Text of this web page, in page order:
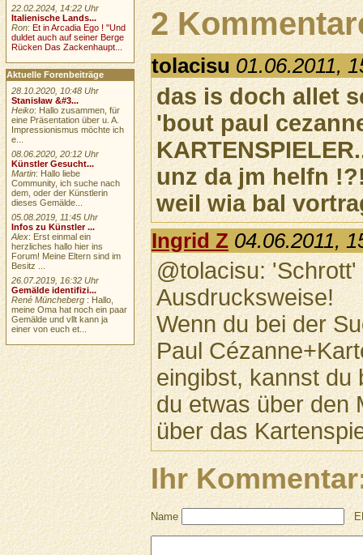
2
tolacisu 01.06.2011,
das is doch allet
'bout paul
unz da jm helfn
weil wia bal
Ingrid Z 04.06.2011,
@tolacisu:
Ausdrucksweise!
Wenn du bei der
Paul
eingibst, kannst du
du etwas über den
über das
Ihr
Name
22.02.2024, 14:22 Uhr
Italienische Lands...
Ron:Et in Arcadia Ego ! "Und
duldet auch auf seiner Berge
Rücken Das Zackenhaupt...
Aktuelle Forenbeiträge
28.10.2020, 10:48 Uhr
Stanisław &#3...
Heiko: Hallo zusammen, für
eine Präsentation über u. A.
Impressionismus möchte ich
e...
08.06.2020, 20:12 Uhr
Künstler Gesucht...
Martin: Hallo liebe
Community, ich suche nach
dem, oder der Künstlerin
dieses Gemälde...
05.08.2019, 11:45 Uhr
Infos zu Künstler ...
Alex: Erst einmal ein
herzliches hallo hier ins
Forum! Meine Eltern sind im
Besitz ...
26.07.2019, 16:32 Uhr
Gemälde identifizi...
René Müncheberg : Hallo,
meine Oma hat noch ein paar
Gemälde und vllt kann ja
einer von euch et...